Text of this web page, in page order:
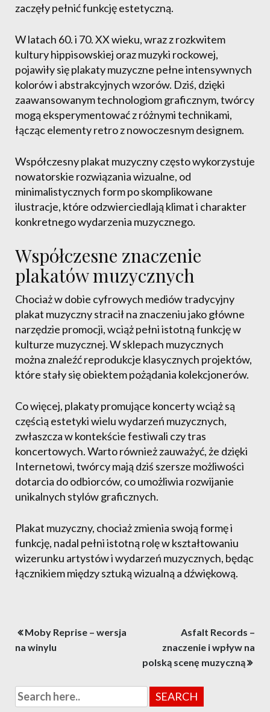
zaczęły pełnić funkcję estetyczną.
W latach 60. i 70. XX wieku, wraz z rozkwitem
kultury hippisowskiej oraz muzyki rockowej,
pojawiły się plakaty muzyczne pełne intensywnych
kolorów i abstrakcyjnych wzorów. Dziś, dzięki
zaawansowanym technologiom graficznym, twórcy
mogą eksperymentować z różnymi technikami,
łącząc elementy retro z nowoczesnym designem.
Współczesny plakat muzyczny często wykorzystuje
nowatorskie rozwiązania wizualne, od
minimalistycznych form po skomplikowane
ilustracje, które odzwierciedlają klimat i charakter
konkretnego wydarzenia muzycznego.
Współczesne znaczenie
plakatów muzycznych
Chociaż w dobie cyfrowych mediów tradycyjny
plakat muzyczny stracił na znaczeniu jako główne
narzędzie promocji, wciąż pełni istotną funkcję w
kulturze muzycznej. W sklepach muzycznych
można znaleźć reprodukcje klasycznych projektów,
które stały się obiektem pożądania kolekcjonerów.
Co więcej, plakaty promujące koncerty wciąż są
częścią estetyki wielu wydarzeń muzycznych,
zwłaszcza w kontekście festiwali czy tras
koncertowych. Warto również zauważyć, że dzięki
Internetowi, twórcy mają dziś szersze możliwości
dotarcia do odbiorców, co umożliwia rozwijanie
unikalnych stylów graficznych.
Plakat muzyczny, chociaż zmienia swoją formę i
funkcję, nadal pełni istotną rolę w kształtowaniu
wizerunku artystów i wydarzeń muzycznych, będąc
łącznikiem między sztuką wizualną a dźwiękową.
Nawigacja
wpisu
Moby Reprise – wersja
na winylu
Asfalt Records –
znaczenie i wpływ na
polską scenę muzyczną